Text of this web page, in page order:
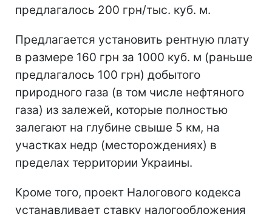
предлагалось 200 грн/тыс. куб. м.
Предлагается установить рентную плату
в размере 160 грн за 1000 куб. м (раньше
предлагалось 100 грн) добытого
природного газа (в том числе нефтяного
газа) из залежей, которые полностью
залегают на глубине свыше 5 км, на
участках недр (месторождениях) в
пределах территории Украины.
Кроме того, проект Налогового кодекса
устанавливает ставку налогообложения